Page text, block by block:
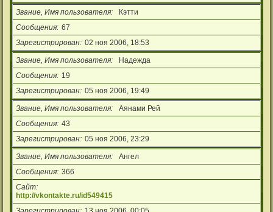
Звание, Имя пользователя
Кэтти
Сообщения 67
Зарегистрирован 02 ноя 2006, 18:53
Звание, Имя пользователя
Надежда
Сообщения
19
Зарегистрирован 05 ноя 2006, 19:49
Звание, Имя пользователя
Аянами Рей
Сообщения 43
Зарегистрирован 05 ноя 2006, 23:29
Звание, Имя пользователя
Ангел
Сообщения 366
Сайт
http://vkontakte.ru/id549415